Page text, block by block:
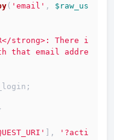
( 'email' , $raw_us
strong>: There i
that email addre
],
'?acti